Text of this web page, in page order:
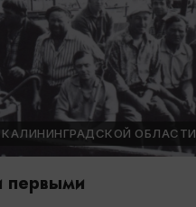
КАЛИНИНГРАДСКОЙ ОБЛАСТИ